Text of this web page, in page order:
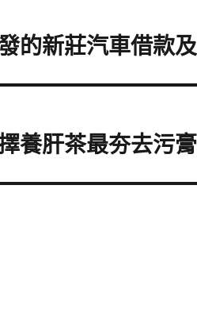
的新莊汽車借款
養肝茶最夯去污